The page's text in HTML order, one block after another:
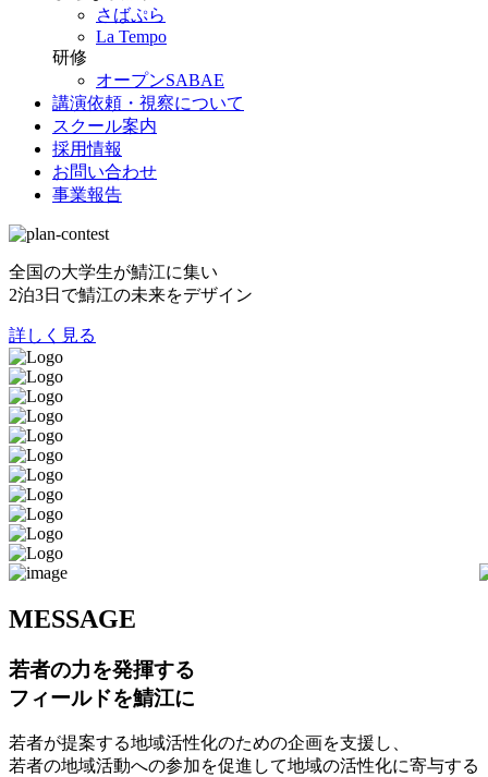
さばぷら
La Tempo
研修
オープンSABAE
講演依頼・視察について
スクール案内
採用情報
お問い合わせ
事業報告
全国の大学生が鯖江に集い
2泊3日で鯖江の未来をデザイン
詳しく見る
MESSAGE
若者の力を発揮する
フィールドを鯖江に
若者が提案する地域活性化のための企画を支援し、
若者の地域活動への参加を促進して地域の活性化に寄与する